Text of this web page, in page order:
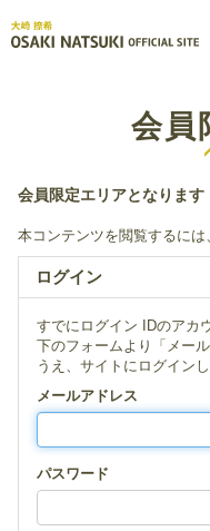
会員
会員限定エリアとなります
本コンテンツを閲覧するには
ログイン
すでにログイン IDのアカ
下のフォームより「メー
うえ、サイトにログインし
メールアドレス
パスワード